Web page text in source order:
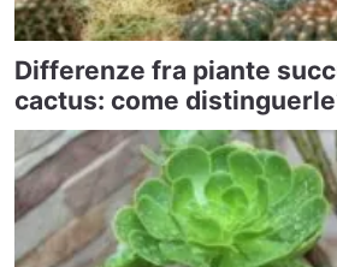
Differenze fra piante
cactus: come